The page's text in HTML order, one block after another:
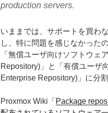
production servers.
いままでは、サポートを買わ
し、特に問題を感じなかった
「無償ユーザ向けソフトウェ
Repository)」と「有償ユーザ
Enterprise Repository)」に分
Proxmox Wiki「 Package